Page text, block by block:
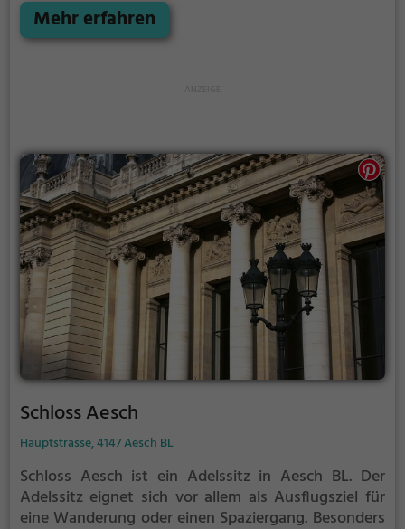
Aspekte aus längst vergangenen Zeiten und bietet
einen kleinen Einblick in die Geschichte.
Mehr erfahren
Schloss Aesch
Hauptstrasse, 4147 Aesch BL
Schloss Aesch ist ein Adelssitz in Aesch BL. Der
Adelssitz eignet sich vor allem als Ausflugsziel für
eine Wanderung oder einen Spaziergang. Besonders